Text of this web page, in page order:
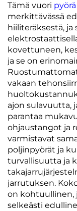
Tämä vuori pyörä
merkittävässä
hiiliteräksestä, ja
kovettuneen,
ja se on
vakaan
ajon sulavuutta,
parantaa
ohjaustangot ja
varmistavat
poljinpyörät ja
turvallisuutta ja
jarrutuksen.
on kohtuullinen,
selkeästi